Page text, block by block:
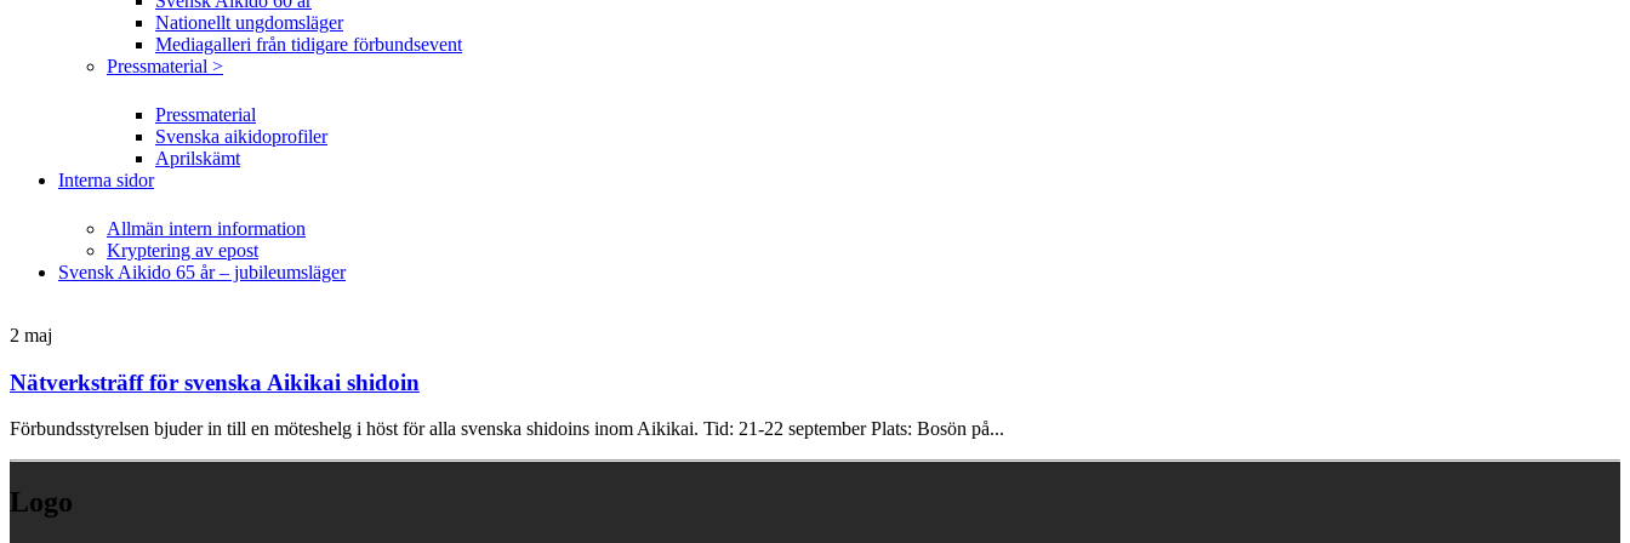
Nationellt ungdomsläger
Mediagalleri från tidigare förbundsevent
Pressmaterial >
Pressmaterial
Svenska aikidoprofiler
Aprilskämt
Interna sidor
Allmän intern information
Kryptering av epost
Svensk Aikido 65 år – jubileumsläger
2 maj
Nätverksträff för svenska Aikikai shidoin
Förbundsstyrelsen bjuder in till en möteshelg i höst för alla svenska shidoins inom Aikikai. Tid: 21-22 september Plats: Bosön på...
Logo